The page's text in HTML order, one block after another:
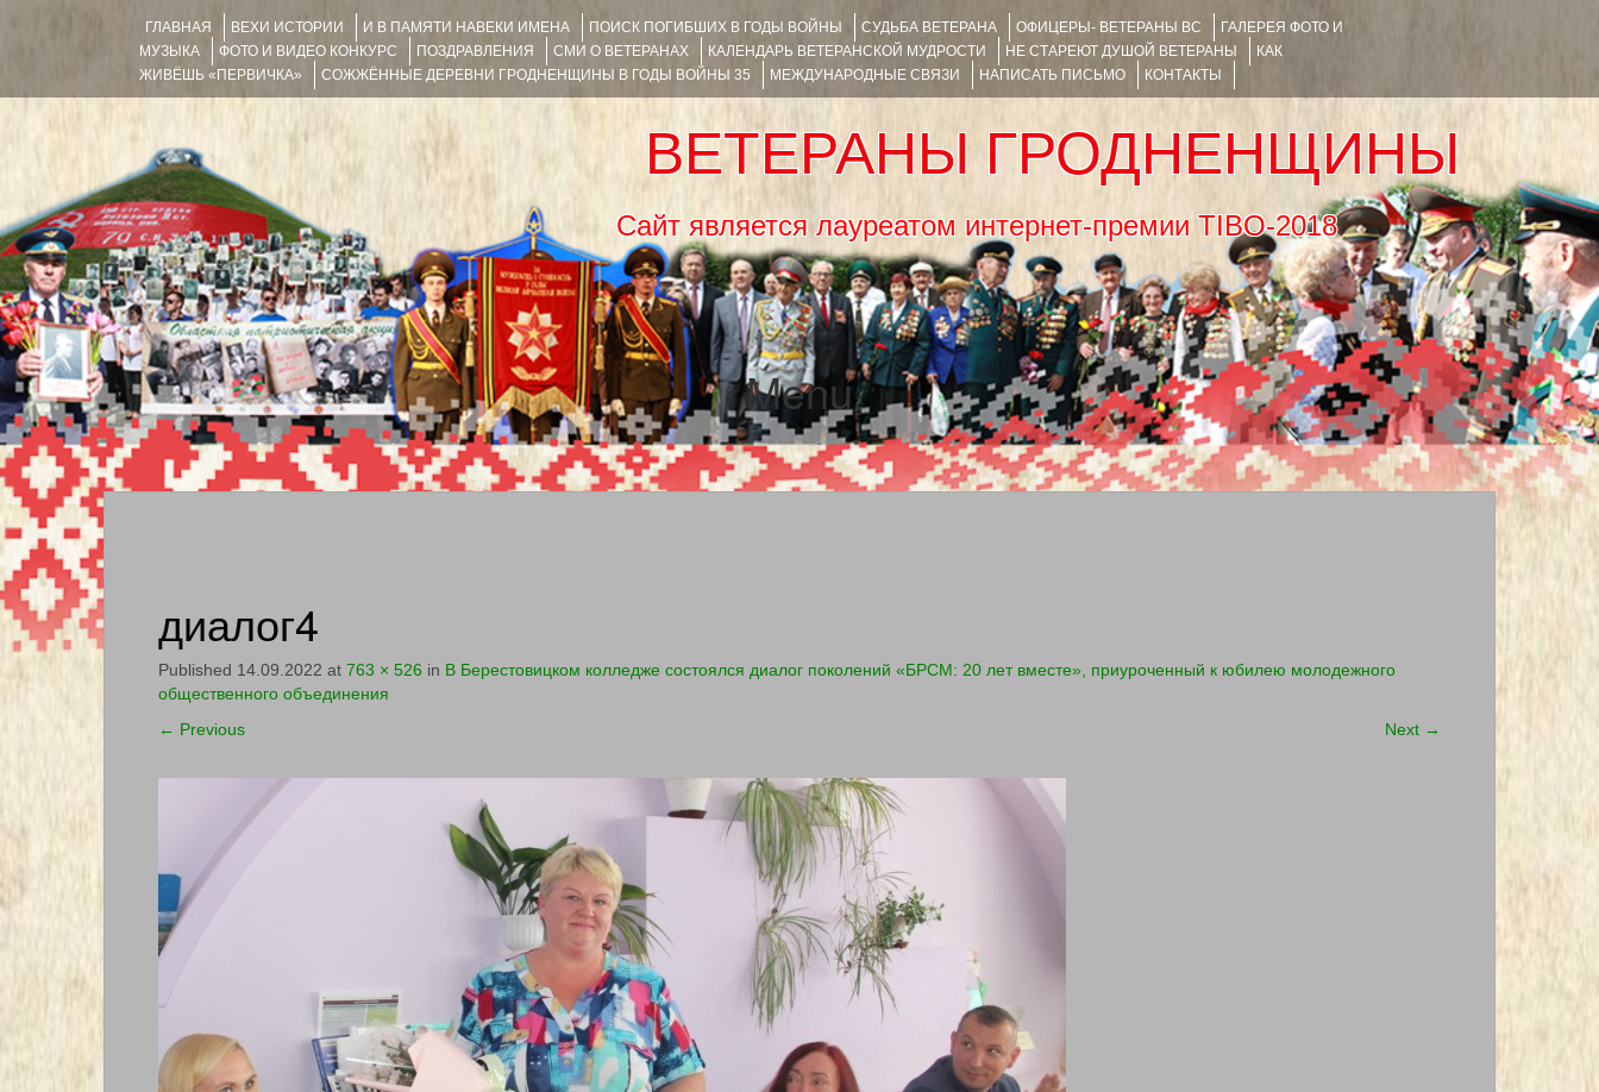
ГЛАВНАЯ ВЕХИ ИСТОРИИ И В ПАМЯТИ НАВЕКИ ИМЕНА ПОИСК ПОГИБШИХ В ГОДЫ ВОЙНЫ СУДЬБА ВЕТЕРАНА ОФИЦЕРЫ- ВЕТЕРАНЫ ВС
ГАЛЕРЕЯ ФОТО И
МУЗЫКА
ФОТО И ВИДЕО КОНКУРС ПОЗДРАВЛЕНИЯ СМИ О ВЕТЕРАНАХ КАЛЕНДАРЬ ВЕТЕРАНСКОЙ МУДРОСТИ НЕ СТАРЕЮТ ДУШОЙ ВЕТЕРАНЫ
КАК
ЖИВЁШЬ «ПЕРВИЧКА»
СОЖЖЁННЫЕ ДЕРЕВНИ ГРОДНЕНЩИНЫ В ГОДЫ ВОЙНЫ 35 МЕЖДУНАРОДНЫЕ СВЯЗИ НАПИСАТЬ ПИСЬМО КОНТАКТЫ
ВЕТЕРАНЫ ГРОДНЕНЩИНЫ
Сайт является лауреатом интернет-премии TIBO-2018
Menu
SKIP TO CONTENT
диалог4
Published 14.09.2022 at 763 × 526 in В Берестовицком колледже состоялся диалог поколений «БРСМ: 20 лет вместе», приуроченный к юбилею молодежного
общественного объединения
← Previous Next →